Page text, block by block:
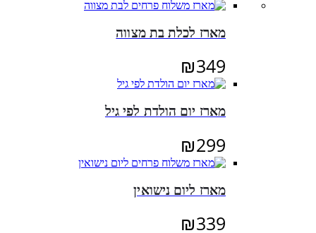
מארז לכלת בת מצווה
₪349
מארז יום הולדת לפי גיל
₪299
מארז ליום נישואין
₪339